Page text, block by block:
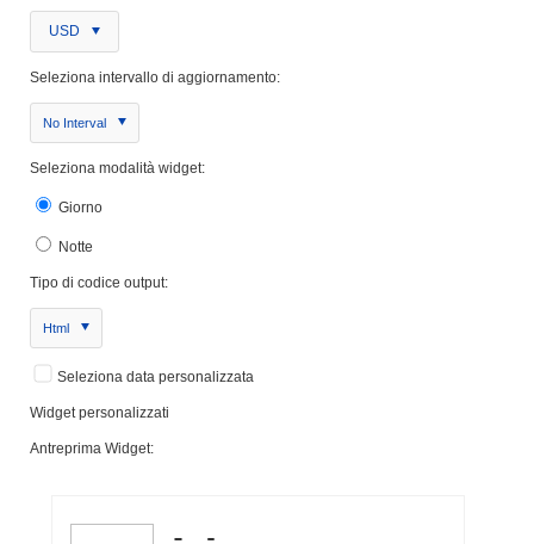
USD
Seleziona intervallo di aggiornamento:
No Interval
Seleziona modalità widget:
Giorno
Notte
Tipo di codice output:
Html
Seleziona data personalizzata
Widget personalizzati
Antreprima Widget: